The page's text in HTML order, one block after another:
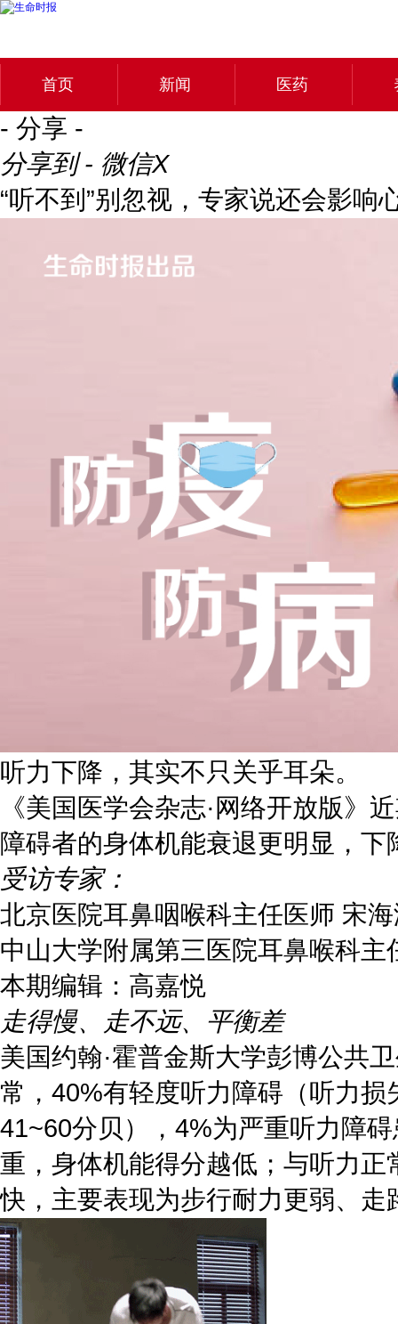
首页 新闻 医药
- 分享 -
分享到 - 微信X
“听不到”别忽视，专家说还会影响
听力下降，其实不只关乎耳朵。
《美国医学会杂志·网络开放版》
障碍者的身体机能衰退更明显，下
受访专家：
北京医院耳鼻咽喉科主任医师 宋
中山大学附属第三医院耳鼻喉科主
本期编辑：高嘉悦
走得慢、走不远、平衡差
美国约翰·霍普金斯大学彭博公共
常，40%有轻度听力障碍（听力
41~60分贝），4%为严重听力障
重，身体机能得分越低；与听力
快，主要表现为步行耐力更弱、